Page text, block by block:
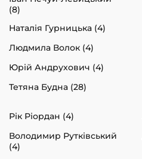
(8)
Наталія Гурницька (4)
Людмила Волок (4)
Юрій Андрухович (4)
Тетяна Будна (28)
Рік Ріордан (4)
Володимир Рутківський
(4)